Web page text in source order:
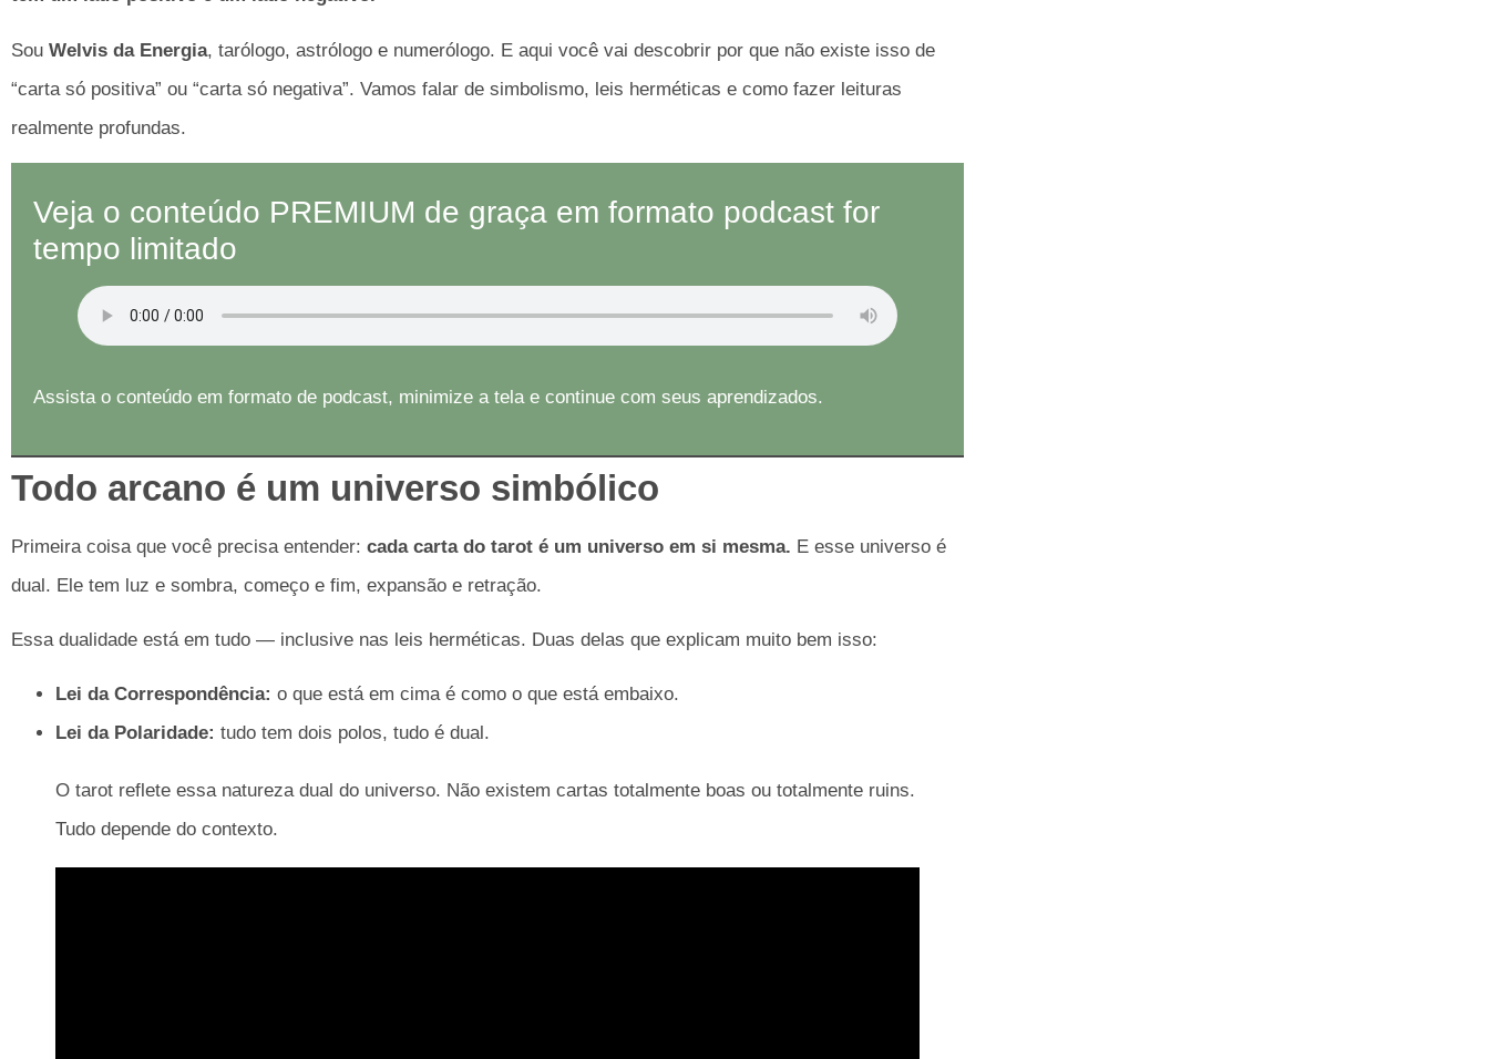
Sou Welvis da Energia, tarólogo, astrólogo e numerólogo. E aqui você vai descobrir por que não existe isso de
“carta só positiva” ou “carta só negativa”. Vamos falar de simbolismo, leis herméticas e como fazer leituras
realmente profundas.
Veja o conteúdo PREMIUM de graça em formato podcast for
tempo limitado
Assista o conteúdo em formato de podcast, minimize a tela e continue com seus aprendizados.
Todo arcano é um universo simbólico
Primeira coisa que você precisa entender: cada carta do tarot é um universo em si mesma. E esse universo é
dual. Ele tem luz e sombra, começo e fim, expansão e retração.
Essa dualidade está em tudo — inclusive nas leis herméticas. Duas delas que explicam muito bem isso:
Lei da Correspondência: o que está em cima é como o que está embaixo.
Lei da Polaridade: tudo tem dois polos, tudo é dual.
O tarot reflete essa natureza dual do universo. Não existem cartas totalmente boas ou totalmente ruins.
Tudo depende do contexto.